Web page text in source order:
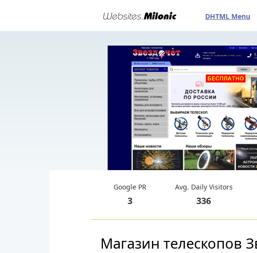
DHTML Menu
Google PR
3
Avg. Daily Visitors
336
Магазин телескопов